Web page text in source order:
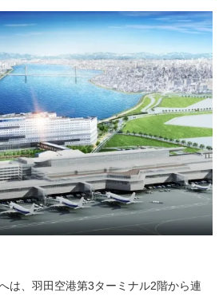
は、羽田空港第3ターミナル2階から連